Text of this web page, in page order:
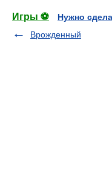
Игры ⚽
Нужно
Врожденный